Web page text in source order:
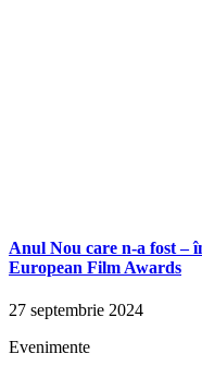
Anul Nou care n-a fost –
European Film Awards
27 septembrie 2024
Evenimente